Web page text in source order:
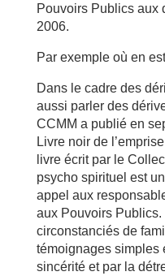
Pouvoirs Publics aux
2006.
Par exemple où en
Dans le cadre des
aussi parler des
CCMM a publié en
Livre noir de
livre écrit par le
psycho spirituel est
appel aux
aux Pouvoirs
circonstanciés de
témoignages simples
sincérité et par la